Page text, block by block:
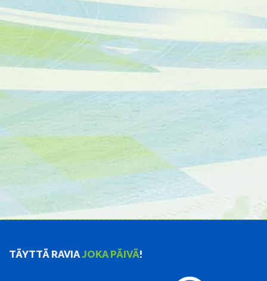
TÄYTTÄ RAVIAJOKA PÄIVÄ!